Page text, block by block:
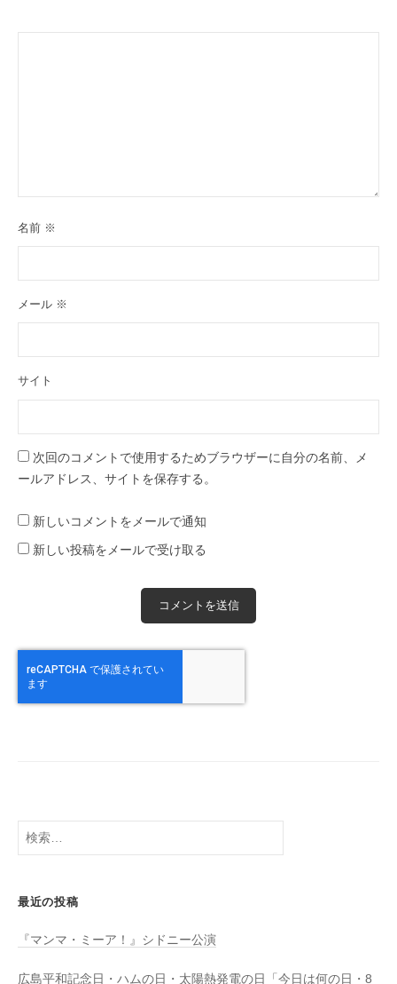
名前 ※
メール ※
サイト
次回のコメントで使用するためブラウザーに自分の名前、メ
ールアドレス、サイトを保存する。
新しいコメントをメールで通知
新しい投稿をメールで受け取る
検
最近の投稿
『マンマ・ミーア！』シドニー公演
広島平和記念日・ハムの日・太陽熱発電の日「今日は何の日・8